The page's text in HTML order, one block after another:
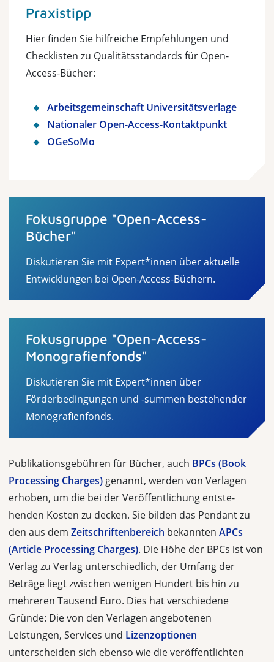
Praxistipp
Hier finden Sie hilfreiche Empfehlungen und
Checklisten zu Qualitätsstandards für Open-
Access-Bücher:
Arbeitsgemeinschaft Universitätsverlage
Nationaler Open-Access-Kontaktpunkt
OGeSoMo
Fokusgruppe "Open-Access-
Bücher"
Diskutieren Sie mit Expert*innen über aktuelle
Entwicklungen bei Open-Access-Büchern.
Fokusgruppe "Open-Access-
Monografienfonds"
Diskutieren Sie mit Expert*innen über
Förderbedingungen und -summen bestehender
Monografienfonds.
Publikationsgebühren für Bücher, auch BPCs (Book
Processing Charges) ge­nannt, werden von Verlagen
erhoben, um die bei der Veröffentlichung entste­
henden Kosten zu decken. Sie bilden das Pendant zu
den aus dem Zeitschrif­tenbereich bekannten APCs
(Article Processing Charges). Die Höhe der BPCs ist von
Verlag zu Verlag unterschiedlich, der Umfang der
Beträge liegt zwischen wenigen Hundert bis hin zu
mehreren Tausend Euro. Dies hat verschiedene
Gründe: Die von den Verlagen angebotenen
Leistungen, Services und Lizenz­optionen
unterscheiden sich ebenso wie die veröffentlichten